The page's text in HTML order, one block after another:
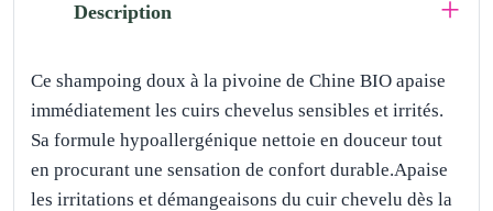
Description
Ce shampoing doux à la pivoine de Chine BIO apaise
immédiatement les cuirs chevelus sensibles et irrités.
Sa formule hypoallergénique nettoie en douceur tout
en procurant une sensation de confort durable.Apaise
les irritations et démangeaisons du cuir chevelu dès la